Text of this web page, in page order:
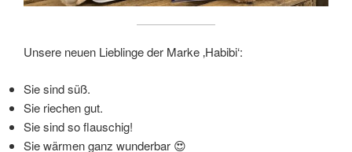
Unsere neuen Lieblinge der Marke ‚Habibi‘:
Sie sind süß.
Sie riechen gut.
Sie sind so flauschig!
Sie wärmen ganz wunderbar 😍